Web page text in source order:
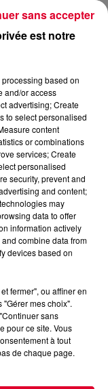
est notre
based on
and/or access
advertising; Create
to select personalised
content
or combinations
services; Create
personalised
security, prevent and
and content;
may
data to offer
information actively
combine data from
devices based on
fermer", ou affiner en
mes choix".
sans
pour ce site. Vous
à tout
de chaque page.
sans accepter